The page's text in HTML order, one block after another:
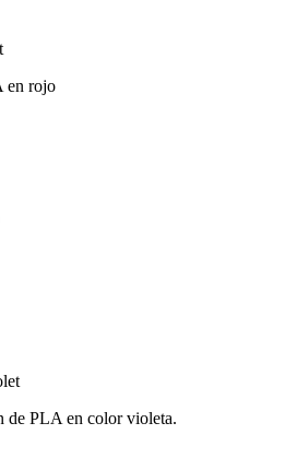
en rojo
de PLA en color violeta.